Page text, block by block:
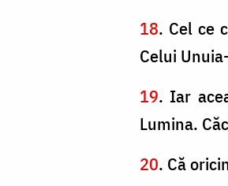
18. Cel ce
Celui
19. Iar
Lumina.
20. Că